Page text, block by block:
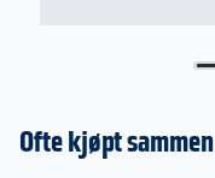
Ofte kjøpt sammen